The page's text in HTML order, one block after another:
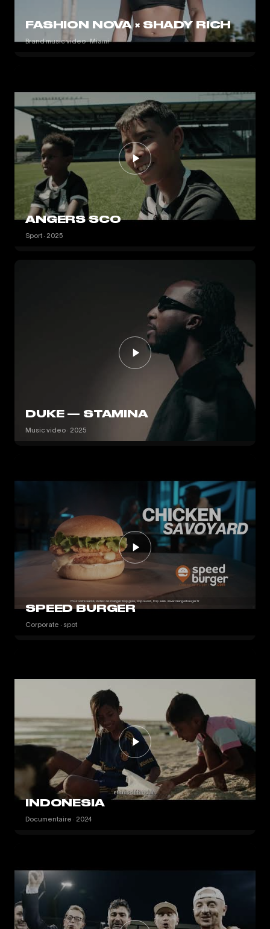
FASHION NOVA × SHADY RICH
Brand music video · Miami
ANGERS SCO
Sport · 2025
DUKE — STAMINA
Music video · 2025
SPEED BURGER
Corporate · spot
INDONESIA
Documentaire · 2024